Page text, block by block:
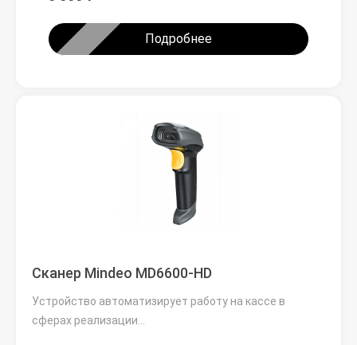
Подробнее
Сканер Mindeo MD6600-HD
Устройство автоматизирует работу на кассе в
сферах реализации…